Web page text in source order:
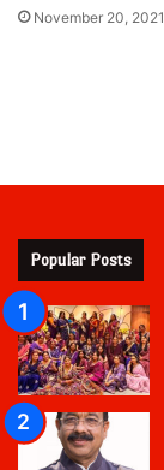
November 20, 2021
Popular Posts